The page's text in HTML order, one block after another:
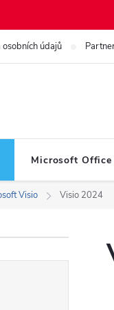
osobních údajů
Microsoft Office
Visio Visio 2024